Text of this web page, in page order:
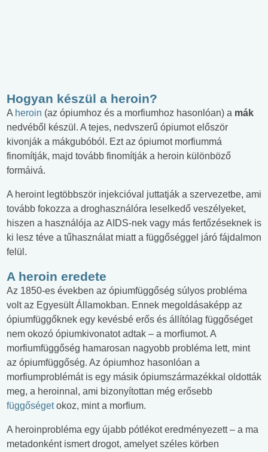
Hogyan készül a heroin?
A heroin (az ópiumhoz és a morfiumhoz hasonlóan) a mák
nedvéből készül. A tejes, nedvszerű ópiumot először
kivonják a mákgubóból. Ezt az ópiumot morfiummá
finomítják, majd tovább finomítják a heroin különböző
formáivá.
A heroint legtöbbször injekcióval juttatják a szervezetbe, ami
tovább fokozza a droghasználóra leselkedő veszélyeket,
hiszen a használója az AIDS‑nek vagy más fertőzéseknek is
ki lesz téve a tűhasználat miatt a függőséggel járó fájdalmon
felül.
A heroin eredete
Az 1850-es években az ópiumfüggőség súlyos probléma
volt az Egyesült Államokban. Ennek megoldásaképp az
ópiumfüggőknek egy kevésbé erős és állítólag függőséget
nem okozó ópiumkivonatot adtak – a morfiumot. A
morfiumfüggőség hamarosan nagyobb probléma lett, mint
az ópiumfüggőség. Az ópiumhoz hasonlóan a
morfiumproblémát is egy másik ópiumszármazékkal oldották
meg, a heroinnal, ami bizonyítottan még erősebb
függőségetokoz, mint a morfium.
A heroinprobléma egy újabb pótlékot eredményezett – a ma
metadonként ismert drogot, amelyet széles körben